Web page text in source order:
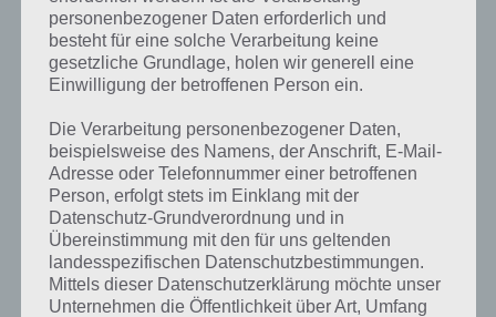
personenbezogener Daten erforderlich und
besteht für eine solche Verarbeitung keine
gesetzliche Grundlage, holen wir generell eine
Einwilligung der betroffenen Person ein.
Die Verarbeitung personenbezogener Daten,
beispielsweise des Namens, der Anschrift, E-Mail-
Adresse oder Telefonnummer einer betroffenen
Person, erfolgt stets im Einklang mit der
Datenschutz-Grundverordnung und in
Übereinstimmung mit den für uns geltenden
landesspezifischen Datenschutzbestimmungen.
Mittels dieser Datenschutzerklärung möchte unser
Unternehmen die Öffentlichkeit über Art, Umfang